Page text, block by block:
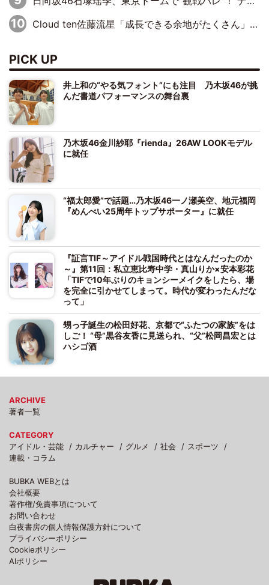
Cloud ten佐藤流星「成長できる余地がたくさん」、本田高優「何度見ても飽きない公演に」
PICK UP
井上和の“やる気フォント”にも注目 乃木坂46が挑
んだ書道パフォーマンスの舞台裏
乃木坂46金川紗耶『rienda』26AW LOOKモデル
に就任
“福太郎愛”で話題…乃木坂46一ノ瀬美空、地元福岡
『めんべい25周年トップサポーター』に就任
『証言TIF～アイドル戦国時代とはなんだったのか
～』第11回：私立恵比寿中学・真山りか×安本彩花
「TIFで10年ぶりのキョンシーメイクをしたら、場
を完全に引かせてしまって。時代が変わったんだな
って」
甥っ子誕生の松田好花、京都で“ふたつの家族”をは
しご！ “母”黒谷友香に見送られ、“父”松岡昌宏とは
ハシゴ酒
ARCHIVE
著者一覧
CATEGORY
アイドル・芸能
カルチャー グルメ 社会
スポーツ
連載・コラム
BUBKA WEBとは
会社概要
著作権/免責事項について
お問い合わせ
白夜書房の個人情報保護方針について
プライバシーポリシー
Cookieポリシー
AIポリシー